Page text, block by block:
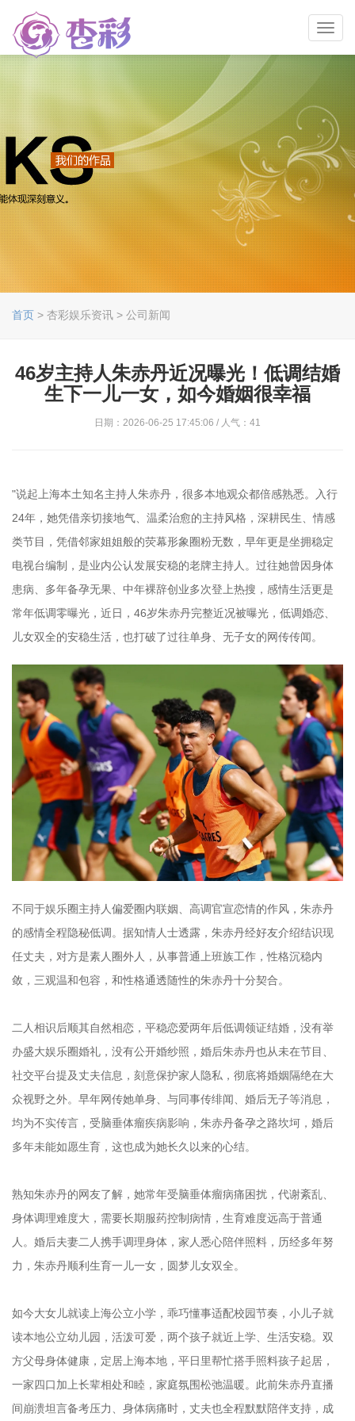
首页 > 杏彩娱乐资讯 > 公司新闻
46岁主持人朱赤丹近况曝光！低调结婚
生下一儿一女，如今婚姻很幸福
日期：2026-06-25 17:45:06 / 人气：41
"说起上海本土知名主持人朱赤丹，很多本地观众都倍感熟悉。入行
24年，她凭借亲切接地气、温柔治愈的主持风格，深耕民生、情感
类节目，凭借邻家姐姐般的荧幕形象圈粉无数，早年更是坐拥稳定
电视台编制，是业内公认发展安稳的老牌主持人。过往她曾因身体
患病、多年备孕无果、中年裸辞创业多次登上热搜，感情生活更是
常年低调零曝光，近日，46岁朱赤丹完整近况被曝光，低调婚恋、
儿女双全的安稳生活，也打破了过往单身、无子女的网传传闻。
不同于娱乐圈主持人偏爱圈内联姻、高调官宣恋情的作风，朱赤丹
的感情全程隐秘低调。据知情人士透露，朱赤丹经好友介绍结识现
任丈夫，对方是素人圈外人，从事普通上班族工作，性格沉稳内
敛，三观温和包容，和性格通透随性的朱赤丹十分契合。
二人相识后顺其自然相恋，平稳恋爱两年后低调领证结婚，没有举
办盛大娱乐圈婚礼，没有公开婚纱照，婚后朱赤丹也从未在节目、
社交平台提及丈夫信息，刻意保护家人隐私，彻底将婚姻隔绝在大
众视野之外。早年网传她单身、与同事传绯闻、婚后无子等消息，
均为不实传言，受脑垂体瘤疾病影响，朱赤丹备孕之路坎坷，婚后
多年未能如愿生育，这也成为她长久以来的心结。
熟知朱赤丹的网友了解，她常年受脑垂体瘤病痛困扰，代谢紊乱、
身体调理难度大，需要长期服药控制病情，生育难度远高于普通
人。婚后夫妻二人携手调理身体，家人悉心陪伴照料，历经多年努
力，朱赤丹顺利生育一儿一女，圆梦儿女双全。
如今大女儿就读上海公立小学，乖巧懂事适配校园节奏，小儿子就
读本地公立幼儿园，活泼可爱，两个孩子就近上学、生活安稳。双
方父母身体健康，定居上海本地，平日里帮忙搭手照料孩子起居，
一家四口加上长辈相处和睦，家庭氛围松弛温暖。此前朱赤丹直播
间崩溃坦言备考压力、身体病痛时，丈夫也全程默默陪伴支持，成